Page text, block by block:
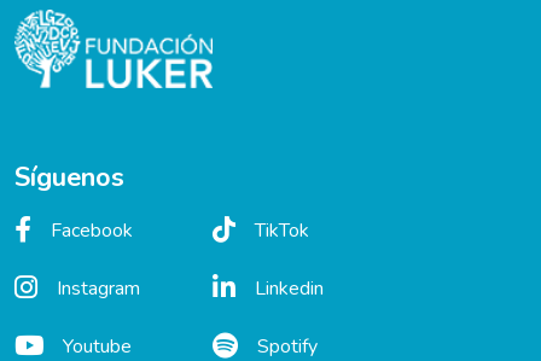
Síguenos
Facebook
Instagram
Youtube
TikTok
Linkedin
Spotify